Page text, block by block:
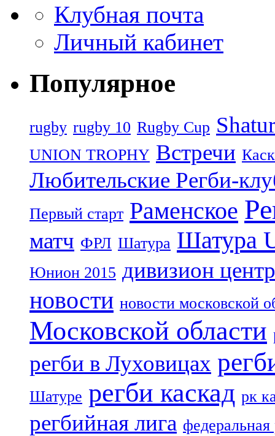
Клубная почта
Личный кабинет
Популярное
rugby rugby 10 Rugby Cup
UNION TROPHY Встречи
Любительские Регби-
Первый старт Раменское
матч ФРЛ Шатура Шатура
Юнион 2015 дивизион центр
новости новости московской
Московской области
регби в Луховицах
Шатуре регби каскад рк
регбийная лига